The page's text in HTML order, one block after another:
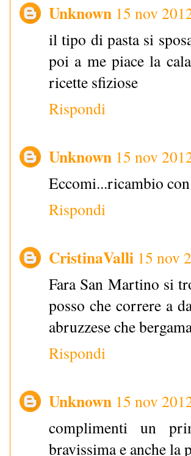
Unknown 15 nov
il tipo di pasta si
poi a me piace la
ricette sfiziose
Rispondi
Unknown 15 nov
Eccomi...ricambio
Rispondi
CristinaValli 15 nov
Fara San Martino si
posso che correre a
abruzzese che
Rispondi
Unknown 15 nov
complimenti un
bravissima e anche la